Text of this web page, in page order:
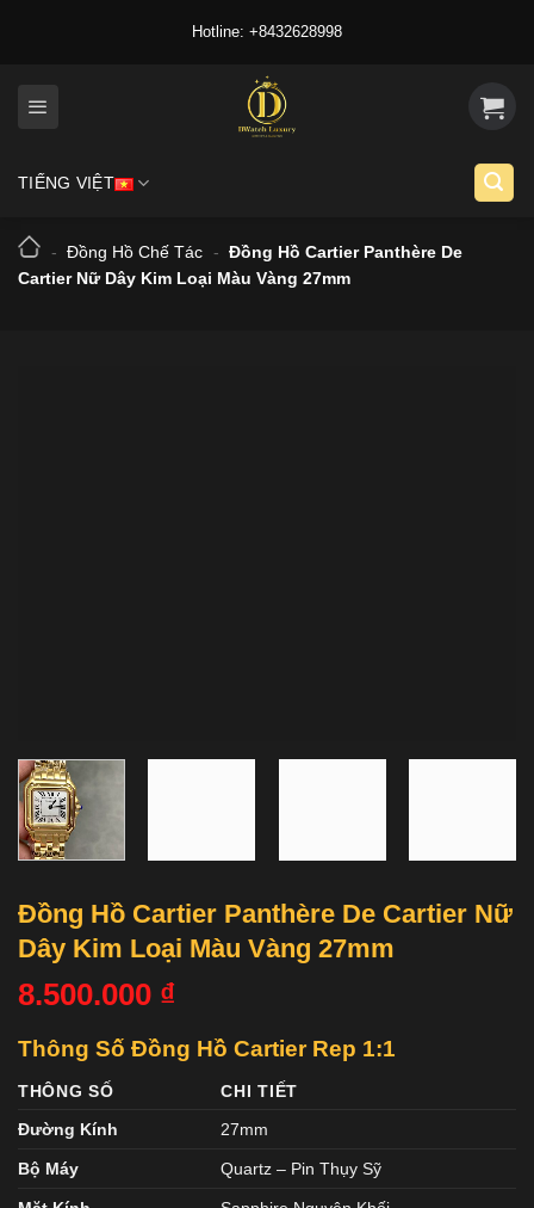
Hotline: +8432628998
TIẾNG VIỆT
- Đồng Hồ Chế Tác - Đồng Hồ Cartier Panthère De
Cartier Nữ Dây Kim Loại Màu Vàng 27mm
Đồng Hồ Cartier Panthère De Cartier Nữ
Dây Kim Loại Màu Vàng 27mm
8.500.000 ₫
Thông Số Đồng Hồ Cartier Rep 1:1
THÔNG SỐ
CHI TIẾT
Đường Kính
27mm
Bộ Máy Quartz – Pin Thụy Sỹ